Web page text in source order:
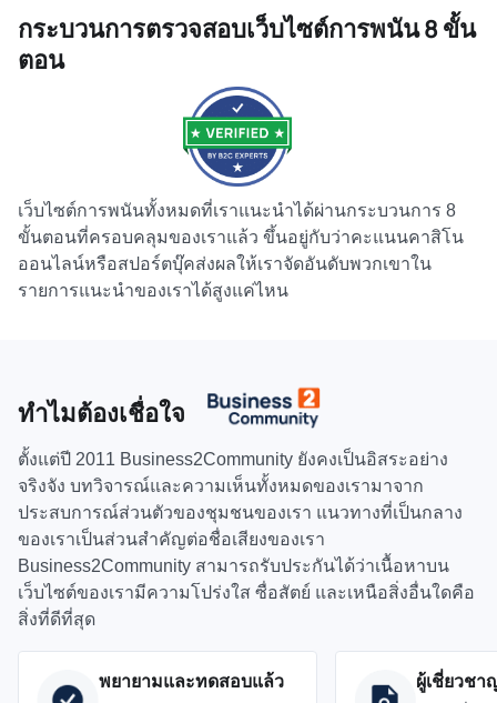
กระบวนการตรวจสอบเว็บไซต์การพนัน 8 ขั้น
ตอน
เว็บไซต์การพนันทั้งหมดที่เราแนะนำได้ผ่านกระบวนการ 8
ขั้นตอนที่ครอบคลุมของเราแล้ว ขึ้นอยู่กับว่าคะแนนคาสิโน
ออนไลน์หรือสปอร์ตบุ๊คส่งผลให้เราจัดอันดับพวกเขาใน
รายการแนะนำของเราได้สูงแค่ไหน
ทำไมต้องเชื่อใจ
ตั้งแต่ปี 2011 Business2Community ยังคงเป็นอิสระอย่าง
จริงจัง บทวิจารณ์และความเห็นทั้งหมดของเรามาจาก
ประสบการณ์ส่วนตัวของชุมชนของเรา แนวทางที่เป็นกลาง
ของเราเป็นส่วนสำคัญต่อชื่อเสียงของเรา
Business2Community สามารถรับประกันได้ว่าเนื้อหาบน
เว็บไซต์ของเรามีความโปร่งใส ซื่อสัตย์ และเหนือสิ่งอื่นใดคือ
สิ่งที่ดีที่สุด
พยายามและทดสอบแล้ว ผู้เชี่ยวช